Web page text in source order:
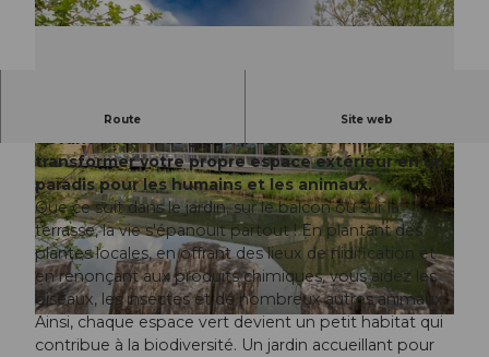
© Guidle.com
© Guidle.com
Route Site web
Comment promouvoir la nature directement
devant chez vous grâce à des idées simples et
transformer votre propre espace extérieur en un
paradis pour les humains et les animaux.
Que ce soit dans le jardin, sur le balcon ou sur la
terrasse, la vie s'épanouit partout ! En plantant des
plantes locales, en offrant des lieux de nidification et
en renonçant aux produits chimiques, vous aidez les
oiseaux, les insectes et de nombreux autres animaux.
Ainsi, chaque espace vert devient un petit habitat qui
contribue à la biodiversité. Un jardin accueillant pour